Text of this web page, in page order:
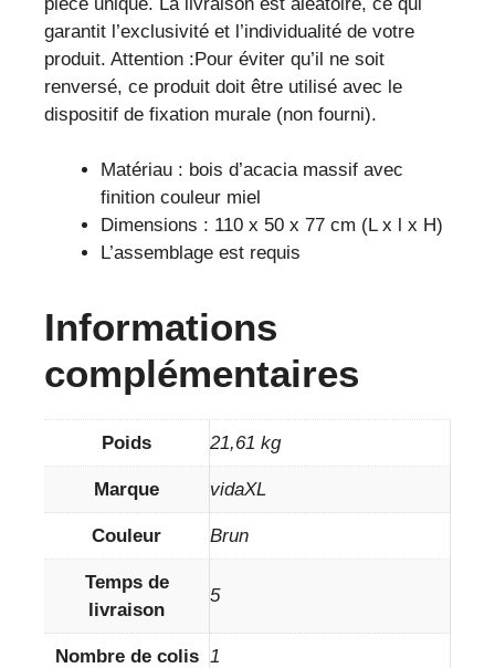
garantit l’exclusivité et l’individualité de votre
produit. Attention :Pour éviter qu’il ne soit
renversé, ce produit doit être utilisé avec le
dispositif de fixation murale (non fourni).
Matériau : bois d’acacia massif avec
finition couleur miel
Dimensions : 110 x 50 x 77 cm (L x l x H)
L’assemblage est requis
Informations
complémentaires
Poids 21,61 kg
Marque vidaXL
Couleur Brun
Temps de
livraison
5
Nombre de colis 1